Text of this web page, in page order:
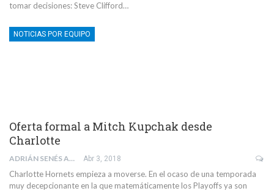
tomar decisiones: Steve Clifford…
NOTICIAS POR EQUIPO
Oferta formal a Mitch Kupchak desde
Charlotte
ADRIÁN SENÉS ALDOMAR Abr 3, 2018
Charlotte Hornets empieza a moverse. En el ocaso de una temporada
muy decepcionante en la que matemáticamente los Playoffs ya son